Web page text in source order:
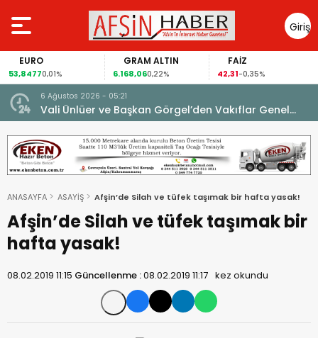
Giriş
Yap
EURO
53,84770,01%
GRAM ALTIN
6.168,060,22%
FAİZ
42,31-0,35%
6 Ağustos 2026 - 05:21
Vali Ünlüer ve Başkan Görgel’den Vakıflar Genel
Müdürlüğü’ne ziyaret.
ANASAYFA ASAYİŞ Afşin’de Silah ve tüfek taşımak bir hafta yasak!
Afşin’de Silah ve tüfek taşımak bir
hafta yasak!
08.02.2019 11:15 Güncellenme :08.02.2019 11:17 kez okundu